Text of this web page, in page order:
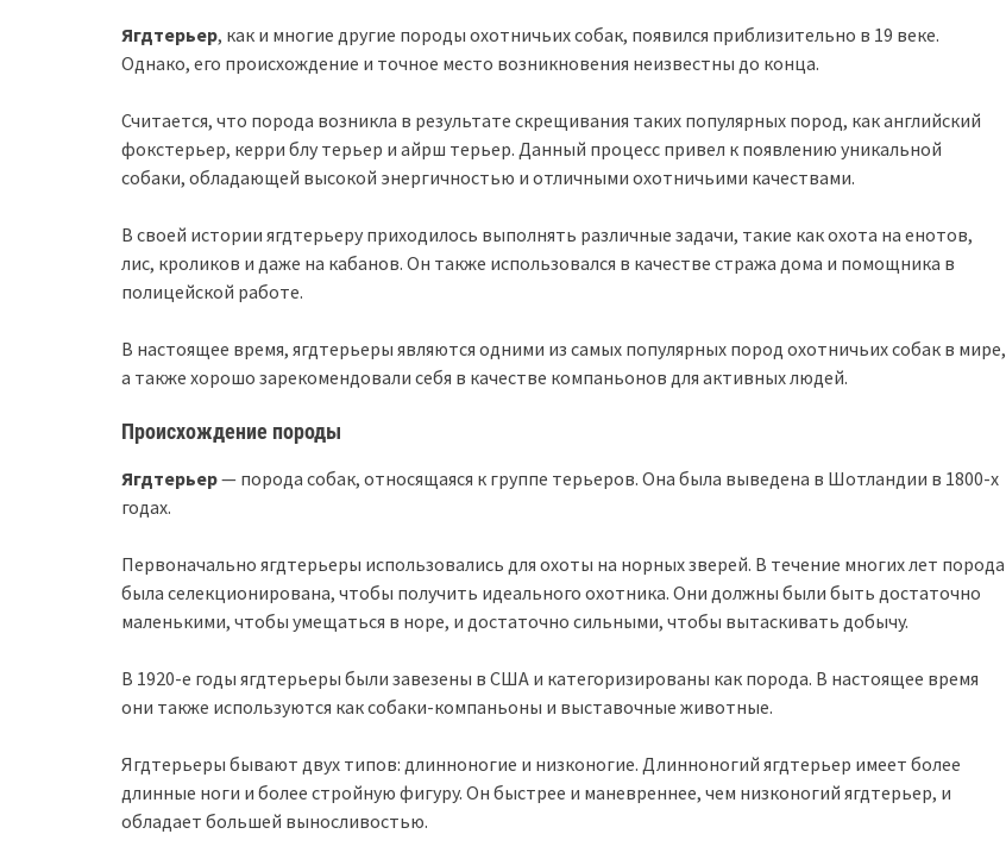
Ягдтерьер, как и многие другие породы охотничьих собак, появился приблизительно в 19 веке.
Однако, его происхождение и точное место возникновения неизвестны до конца.
Считается, что порода возникла в результате скрещивания таких популярных пород, как английский
фокстерьер, керри блу терьер и айрш терьер. Данный процесс привел к появлению уникальной
собаки, обладающей высокой энергичностью и отличными охотничьими качествами.
В своей истории ягдтерьеру приходилось выполнять различные задачи, такие как охота на енотов,
лис, кроликов и даже на кабанов. Он также использовался в качестве стража дома и помощника в
полицейской работе.
В настоящее время, ягдтерьеры являются одними из самых популярных пород охотничьих собак в мире,
а также хорошо зарекомендовали себя в качестве компаньонов для активных людей.
Происхождение породы
Ягдтерьер— порода собак, относящаяся к группе терьеров. Она была выведена в Шотландии в 1800-х
годах.
Первоначально ягдтерьеры использовались для охоты на норных зверей. В течение многих лет порода
была селекционирована, чтобы получить идеального охотника. Они должны были быть достаточно
маленькими, чтобы умещаться в норе, и достаточно сильными, чтобы вытаскивать добычу.
В 1920-е годы ягдтерьеры были завезены в США и категоризированы как порода. В настоящее время
они также используются как собаки-компаньоны и выставочные животные.
Ягдтерьеры бывают двух типов: длинноногие и низконогие. Длинноногий ягдтерьер имеет более
длинные ноги и более стройную фигуру. Он быстрее и маневреннее, чем низконогий ягдтерьер, и
обладает большей выносливостью.